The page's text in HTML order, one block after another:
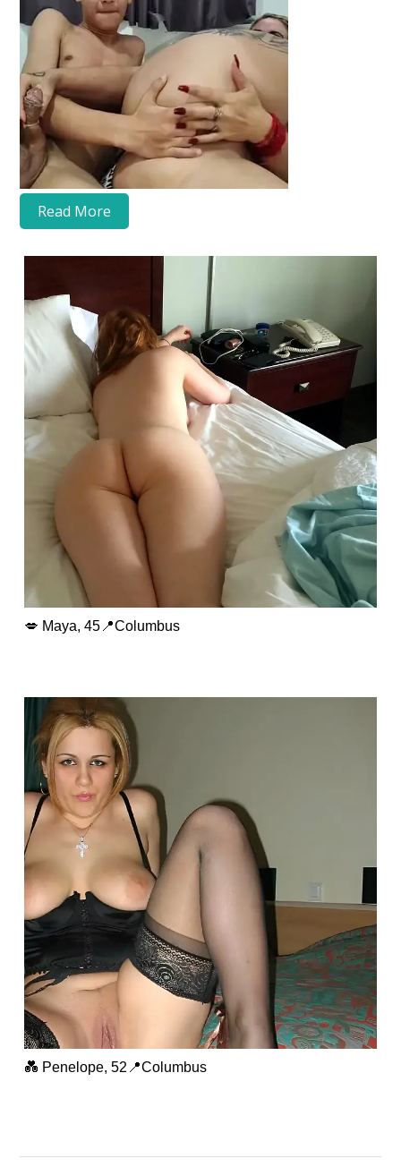
Read More
💋 Maya, 45📍Columbus
💑 Penelope, 52📍Columbus